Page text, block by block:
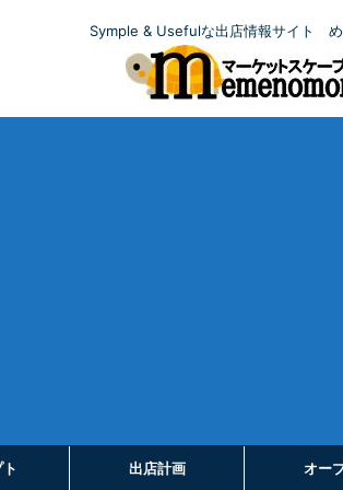
Symple & Usefulな出店情報サイト め
出店計画 オー